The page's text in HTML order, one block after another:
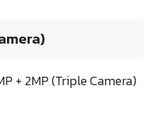
+ 2MP (Triple Camera)